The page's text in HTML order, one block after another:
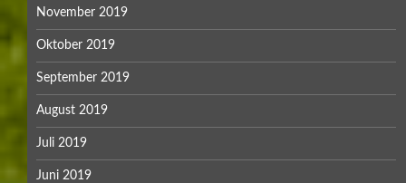
November 2019
Oktober 2019
September 2019
August 2019
Juli 2019
Juni 2019